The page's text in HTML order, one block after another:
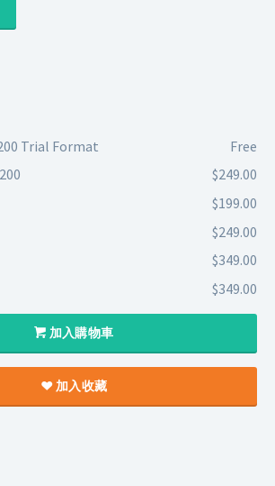
Trial Format
Free
$249.00
$199.00
$249.00
$349.00
$349.00
加入購物車
加入收藏